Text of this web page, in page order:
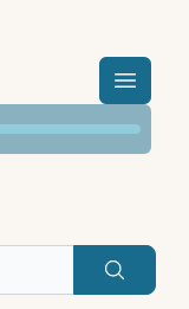
Menú
Buscar